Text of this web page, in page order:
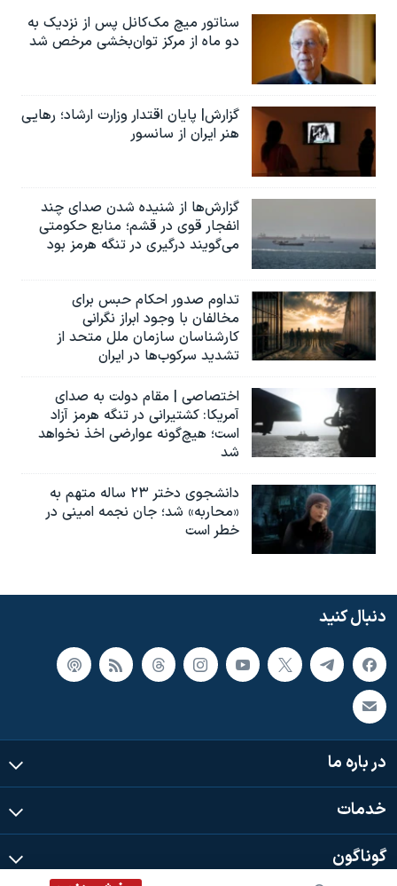
سناتور میچ مک‌کانل پس از نزدیک به
دو ماه از مرکز توان‌بخشی مرخص شد
گزارش| پایان اقتدار وزارت ارشاد؛ رهایی
هنر ایران از سانسور
گزارش‌ها از شنیده شدن صدای چند
انفجار قوی در قشم؛ منابع حکومتی
می‌گویند درگیری در تنگه هرمز بود
تداوم صدور احکام حبس برای
مخالفان با وجود ابراز نگرانی
کارشناسان سازمان ملل متحد از
تشدید سرکوب‌ها در ایران
اختصاصی | مقام دولت به صدای
آمریکا: کشتیرانی در تنگه هرمز آزاد
است؛ هیچ‌گونه عوارضی اخذ نخواهد
شد
دانشجوی دختر ۲۳ ساله متهم به
«محاربه» شد؛ جان نجمه امینی در
خطر است
دنبال کنید
در باره ما
خدمات
گوناگون